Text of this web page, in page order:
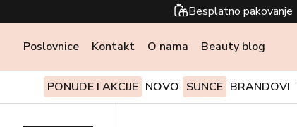
Besplatno pakovanje
Poslovnice Kontakt O nama Beauty blog
PONUDE I AKCIJE NOVO SUNCE BRANDOVI